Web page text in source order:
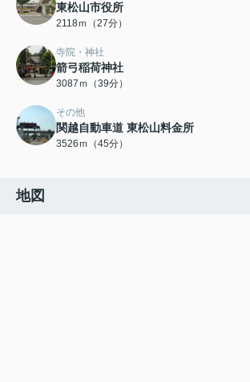
東松山市役所
2118ｍ（27分）
寺院・神社
箭弓稲荷神社
3087ｍ（39分）
その他
関越自動車道 東松山料金所
3526ｍ（45分）
地図